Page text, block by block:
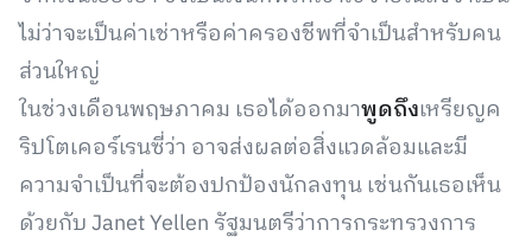
ไม่ว่าจะเป็นค่าเช่าหรือค่าครองชีพที่จำเป็นสำหรับคน
ส่วนใหญ่
ในช่วงเดือนพฤษภาคม เธอได้ออกมาพูดถึงเหรียญค
ริปโตเคอร์เรนซี่ว่า อาจส่งผลต่อสิ่งแวดล้อมและมี
ความจำเป็นที่จะต้องปกป้องนักลงทุน เช่นกันเธอเห็น
ด้วยกับ Janet Yellen รัฐมนตรีว่าการกระทรวงการ